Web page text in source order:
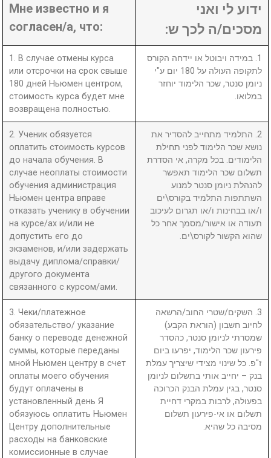
Мне известно и я
согласен/а, что:
ידוע לי ואני
מסכים/ה לכך ש:
1. В случае отмены курса
или отсрочки на срок свыше
180 дней Ньюмен центром,
стоимость курса будет мне
возвращена полностью.
1. במידה ויבוטל או יידחה הקורס
לתקופה העולה על 180 יום ע"י
ניומן סנטר, שכר הלימוד יוחזר
במלואו.
2. Ученик обязуется
оплатить стоимость курсов
до начала обучения. В
случае неоплаты стоимости
обучения администрация
Ньюмен центра вправе
отказать ученику в обучении
на курсе/ах и/или не
допустить его до
экзаменов, и/или задержать
выдачу диплома/справки/
другого документа
связанного с курсом/ами.
2. התלמיד מתחייב להסדיר את
נושא שכר הלימוד לפני תחילת
הלימודים. בכל מקרה, אי הסדרת
תשלום שכר הלימוד תאפשר
להנהלת ניומן סנטר למנוע
השתתפות התלמיד בקורס\ים
ו/או בבחינות ו/או תגרום לעיכוב
תעודה או אישור/מסמך אחר כל
שהוא הקשור לקורס\ים.
3. Чеки/платежное
обязательство/ указание
банку о переводе денежной
суммы, которые переданы
мной Ньюмен центру в счет
оплаты моего обучения
будут оплачены в
установленный день Я
обязуюсь оплатить Ньюмен
Центру дополнительные
расходы на банковские
комиссионные в случае
3. השקים/שטרי החוב/הרשאה
לחיוב חשבון (הוראת הקבע)
שמסרתי לניומן סנטר, כהסדר
פירעון שכר הלימוד, יפרעו ביום
ז"פ. כל שינוי מצידי שיצריך עמלת
בנק – יחייב אותי בתשלום לניומן
סנטר, בגין עמלת הבנק הכרוכה
בפעולה, לרבות במקרי דחיית
תשלום או אי-פירעון תשלום
מסיבה כל שהיא.